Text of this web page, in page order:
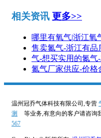
相关资讯 更多>>
哪里有氧气|浙江氧
售卖氮气-浙江有品
气-想买实用的氮气
氮气厂家供应-价格
温州冠乔气体科技有限公司,专营
测
等业务,有意向的客户请咨询
567